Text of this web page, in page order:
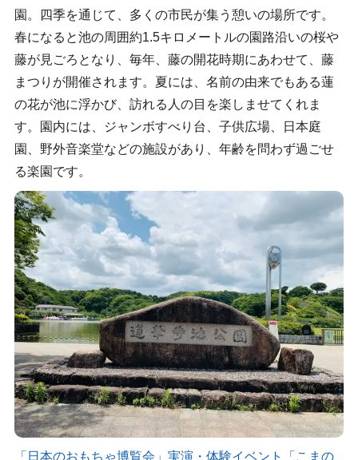
園。四季を通じて、多くの市民が集う憩いの場所です。
春になると池の周囲約1.5キロメートルの園路沿いの桜や
藤が見ごろとなり、毎年、藤の開花時期にあわせて、藤
まつりが開催されます。夏には、名前の由来でもある蓮
の花が池に浮かび、訪れる人の目を楽しませてくれま
す。園内には、ジャンボすべり台、子供広場、日本庭
園、野外音楽堂などの施設があり、年齢を問わず過ごせ
る楽園です。
「日本のおもちゃ博覧会」実演・体験イベント「こまの